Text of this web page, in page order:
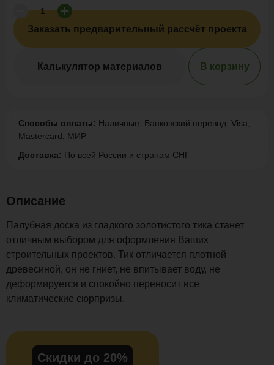
Заказать предварительный рассчёт проекта
Калькулятор материалов В корзину
Способы оплаты: Наличные, Банковский перевод, Visa,
Mastercard, МИР
Доставка: По всей России и странам СНГ
Описание
Палубная доска из гладкого золотистого тика станет
отличным выбором для оформления Ваших
строительных проектов. Тик отличается плотной
древесиной, он не гниет, не впитывает воду, не
деформируется и спокойно переносит все
климатические сюрпризы.
Скидки до 20%